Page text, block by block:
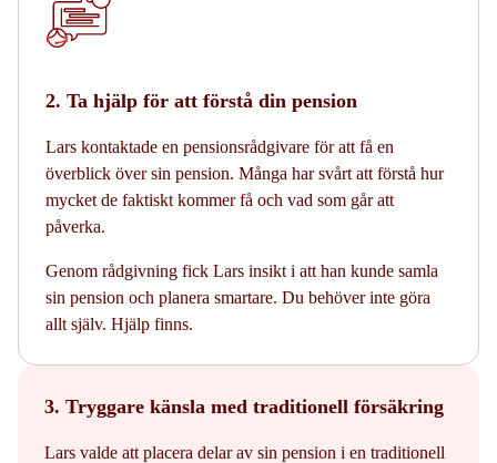
2. Ta hjälp för att förstå din pension
Lars kontaktade en pensionsrådgivare för att få en
överblick över sin pension. Många har svårt att förstå hur
mycket de faktiskt kommer få och vad som går att
påverka.
Genom rådgivning fick Lars insikt i att han kunde samla
sin pension och planera smartare. Du behöver inte göra
allt själv. Hjälp finns.
3. Tryggare känsla med traditionell försäkring
Lars valde att placera delar av sin pension i en traditionell